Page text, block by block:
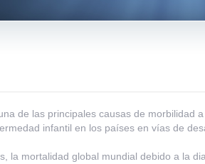
de las principales causas de morbilidad
infantil en los países en vías de
la mortalidad global mundial debido a la